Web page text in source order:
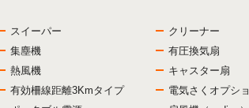
スイーパー
クリーナー
集塵機
有圧換気扇
熱風機
キャスター扇
有効柵線距離3Kmタイプ
電気さくオプシ